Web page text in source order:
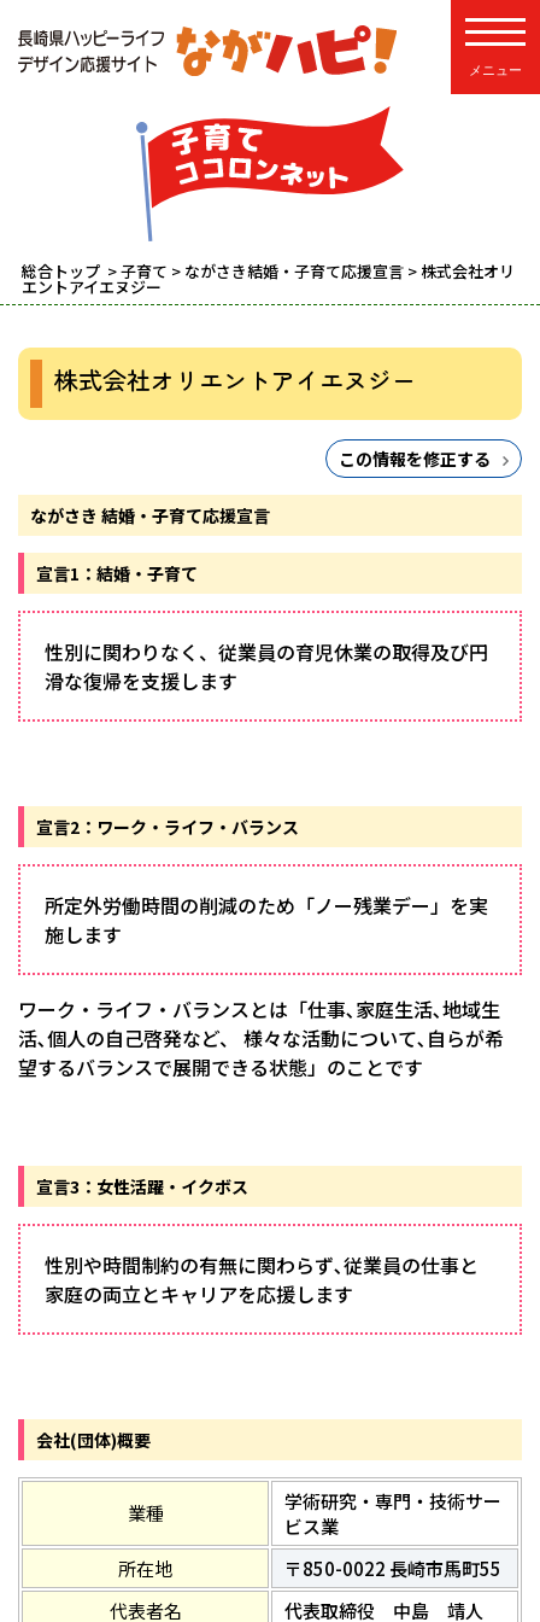
総合トップ >子育て > ながさき結婚・子育て応援宣言 > 株式会社オリ
エントアイエヌジー
株式会社オリエントアイエヌジー
この情報を修正する
ながさき 結婚・子育て応援宣言
宣言1：結婚・子育て
性別に関わりなく、従業員の育児休業の取得及び円
滑な復帰を支援します
宣言2：ワーク・ライフ・バランス
所定外労働時間の削減のため「ノー残業デー」を実
施します
ワーク・ライフ・バランスとは「仕事､家庭生活､地域生
活､個人の自己啓発など、 様々な活動について､自らが希
望するバランスで展開できる状態」のことです
宣言3：女性活躍・イクボス
性別や時間制約の有無に関わらず､従業員の仕事と
家庭の両立とキャリアを応援します
会社(団体)概要
業種
学術研究・専門・技術サー
ビス業
所在地
〒850-0022 長崎市馬町55
代表者名
代表取締役 中島 靖人